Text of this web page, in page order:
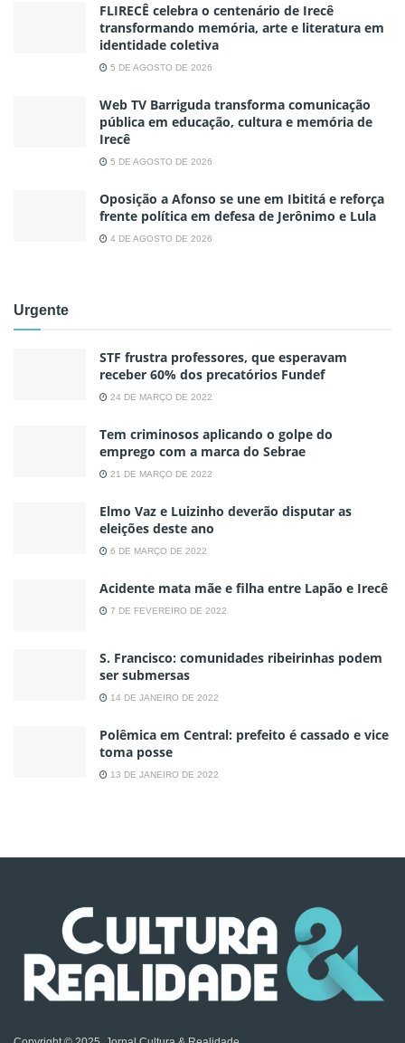
FLIRECÊ celebra o centenário de Irecê
transformando memória, arte e literatura em
identidade coletiva
5 DE AGOSTO DE 2026
Web TV Barriguda transforma comunicação
pública em educação, cultura e memória de
Irecê
5 DE AGOSTO DE 2026
Oposição a Afonso se une em Ibititá e reforça
frente política em defesa de Jerônimo e Lula
4 DE AGOSTO DE 2026
Urgente
STF frustra professores, que esperavam
receber 60% dos precatórios Fundef
24 DE MARÇO DE 2022
Tem criminosos aplicando o golpe do
emprego com a marca do Sebrae
21 DE MARÇO DE 2022
Elmo Vaz e Luizinho deverão disputar as
eleições deste ano
6 DE MARÇO DE 2022
Acidente mata mãe e filha entre Lapão e Irecê
7 DE FEVEREIRO DE 2022
S. Francisco: comunidades ribeirinhas podem
ser submersas
14 DE JANEIRO DE 2022
Polêmica em Central: prefeito é cassado e vice
toma posse
13 DE JANEIRO DE 2022